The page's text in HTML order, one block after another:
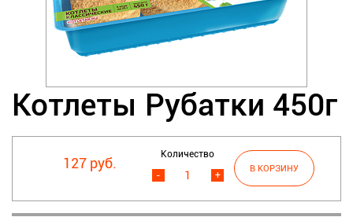
Котлеты Рубатки 450г
127 руб.
Количество
+
-